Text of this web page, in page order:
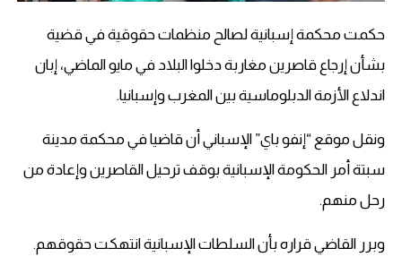
حكمت محكمة إسبانية لصالح منظمات حقوقية في قضية
بشأن إرجاع قاصرين مغاربة دخلوا البلاد في مايو الماضي، إبان
اندلاع الأزمة الدبلوماسية بين المغرب وإسبانيا.
ونقل موقع “إنفو باي” الإسباني أن قاضيا في محكمة مدينة
سبتة أمر الحكومة الإسبانية بوقف ترحيل القاصرين وإعادة من
رحل منهم.
وبرر القاضي قراره بأن السلطات الإسبانية انتهكت حقوقهم.